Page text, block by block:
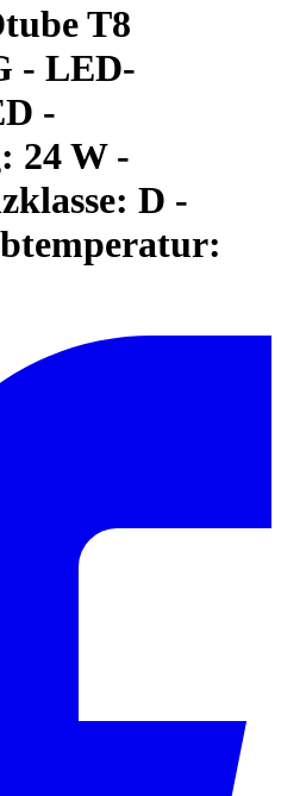
T8
- LED-
-
24 W -
D -